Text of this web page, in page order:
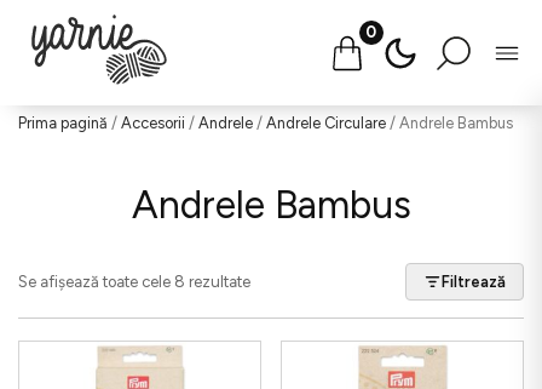
Salt
0
Prima pagină / Accesorii / Andrele / Andrele Circulare / Andrele Bambus
Andrele Bambus
Se afișează toate cele 8 rezultate Filtrează